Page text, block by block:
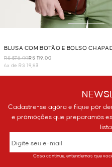
BLUSA COM BOTÃO E BOLSO
R$ 578,00R$ 119,00
6x de R$ 19,83
Cadastre-se agora e fique por
e promoções que preparamos
Caso continue, entendemos que